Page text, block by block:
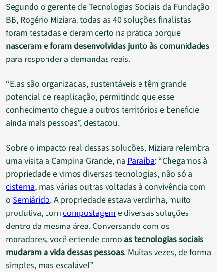
Segundo o gerente de Tecnologias Sociais da Fundação
BB, Rogério Miziara, todas as 40 soluções finalistas
foram testadas e deram certo na prática porque
nasceram e foram desenvolvidas junto às comunidades
para responder a demandas reais.
“Elas são organizadas, sustentáveis e têm grande
potencial de reaplicação, permitindo que esse
conhecimento chegue a outros territórios e beneficie
ainda mais pessoas”, destacou.
Sobre o impacto real dessas soluções, Miziara relembra
uma visita a Campina Grande, na Paraíba: “Chegamos à
propriedade e vimos diversas tecnologias, não só a
cisterna, mas várias outras voltadas à convivência com
o Semiárido. A propriedade estava verdinha, muito
produtiva, com compostagem e diversas soluções
dentro da mesma área. Conversando com os
moradores, você entende como as tecnologias sociais
mudaram a vida dessas pessoas. Muitas vezes, de forma
simples, mas escalável”.